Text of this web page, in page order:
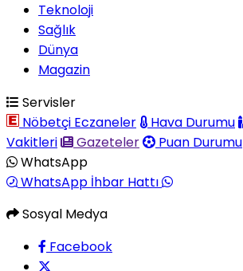
Teknoloji
Sağlık
Dünya
Magazin
Servisler
Nöbetçi Eczaneler
Hava Durumu
Vakitleri
Gazeteler
Puan Durumu
WhatsApp
WhatsApp İhbar Hattı
Sosyal Medya
Facebook